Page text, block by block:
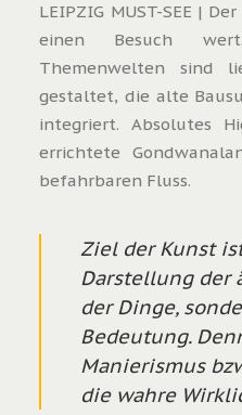
LEIPZIG MUST-SEE | Der
einen Besuch
Themenwelten sind
gestaltet, die alte
integriert. Absolutes
errichtete
befahrbaren Fluss.
Ziel der Kunst
Darstellung der
der Dinge,
Bedeutung.
Manierismus
die wahre